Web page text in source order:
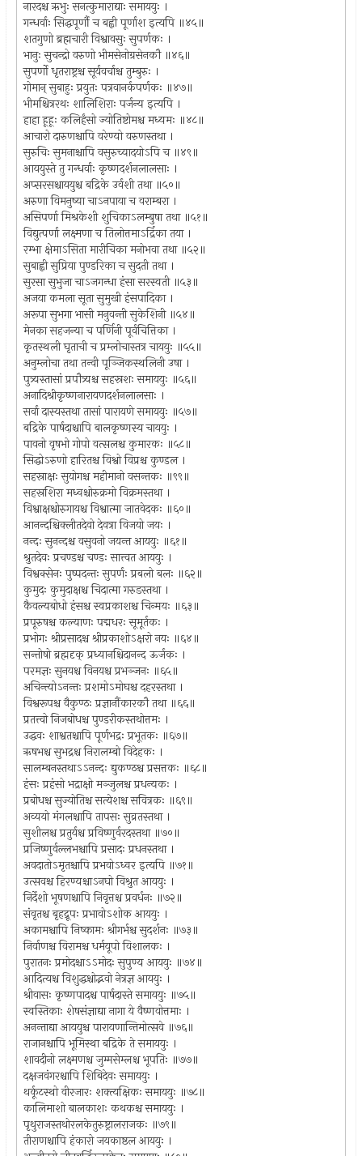
नारदश्च ऋभुः सनत्कुमाराद्याः समाययुः ।
गन्धर्वाः सिद्धपूर्णौ च बह्वी पूर्णाश इत्यपि ॥४५॥
शतगुणो ब्रह्मचारी विश्वावसुः सुपर्णकः ।
भानुः सुचन्द्रो वरुणो भीमसेनोग्रसेनकौ ॥४६॥
सुपर्णो धृतराष्ट्रश्च सूर्यवर्चाश्च तुम्बुरुः ।
गोमान् सुबाहुः प्रयुतः पत्रवानर्कपर्णकः ॥४७॥
भीमश्चित्ररथः शालिशिराः पर्जन्य इत्यपि ।
हाहा हूहूः कलिर्हंसो ज्योतिष्टोमश्च मध्यमः ॥४८॥
आचारो दारुणश्चापि वरेण्यो वरुणस्तथा ।
सुरुचिः सुमनाश्चापि वसुरुच्यादयोऽपि च ॥४९॥
आययुस्ते तु गन्धर्वाः कृष्णदर्शनलालसाः ।
अप्सरसश्चाययुश्च बद्रिके उर्वशी तथा ॥५०॥
अरुणा विमनुष्या चाऽनपाया च वराम्बरा ।
असिपर्णा मिश्रकेशी शुचिकाऽलम्बुषा तथा ॥५१॥
विद्युत्पर्णा लक्ष्मणा च तिलोत्तमाऽर्द्रिका तया ।
रम्भा क्षेमाऽसिता मारीचिका मनोभवा तथा ॥५२॥
सुबाह्वी सुप्रिया पुण्डरिका च सुदती तथा ।
सुरसा सुभुजा चाऽजगन्धा हंसा सरस्वती ॥५३॥
अजया कमला सूता सुमुखी हंसपादिका ।
अरूपा सुभगा भासी मनुवन्ती सुकेशिनी ॥५४॥
मेनका सहजन्या च पर्णिनी पूर्वचित्तिका ।
कृतस्थली घृताची च प्रम्लोचास्तत्र चाययुः ॥५५॥
अनुम्लोचा तथा तन्वी पूञ्जिकस्थलिनी उषा ।
पुत्र्यस्तासां प्रपौत्र्यश्च सहस्रशः समाययुः ॥५६॥
अनादिश्रीकृष्णनारायणदर्शनलालसाः ।
सर्वा दास्यस्तथा तासां पारायणे समाययुः ॥५७॥
बद्रिके पार्षदाश्चापि बालकृष्णस्य चाययुः ।
पावनो वृषभो गोपो वत्सलश्च कुमारकः ॥५८॥
सिद्धोऽरुणो हारितश्च विश्वो विप्रश्च कुण्डल ।
सहस्राक्षः सुयोगश्च महीमानो वसन्तकः ॥९९॥
सहस्रशिरा मध्वश्चोरुक्रमो विक्रमस्तथा ।
विश्वाक्षश्चोरुगायश्च विश्वात्मा जातवेदकः ॥६०॥
आनन्दश्चिक्लीतदेवो देवत्रा विजयो जयः ।
नन्दः सुनन्दश्च वसुवनो जयन्त आययुः ॥६१॥
श्रुतदेवः प्रचण्डश्च चण्डः सात्त्वत आययुः ।
विश्वक्सेनः पुष्पदन्तः सुपर्णः प्रबलो बलः ॥६२॥
कुमुदः कुमुदाक्षश्च चिदात्मा गरुडस्तथा ।
कैवल्यबोधो हंसश्च स्वप्रकाशश्च चिन्मयः ॥६३॥
प्रपूरुषश्च कल्याणः पद्मधरः सूमूर्तकः ।
प्रभोगः श्रीप्रसादश्च श्रीप्रकाशोऽक्षरो नयः ॥६४॥
सन्तोषो ब्रह्मदृक् प्रध्यानश्चिदानन्द ऊर्जकः ।
परमज्ञः सुनयश्च विनयश्च प्रभञ्जनः ॥६५॥
अचिन्त्योऽनन्तः प्रशमोऽमोघश्च दहरस्तथा ।
विश्वरूपश्च वैकुण्ठः प्रज्ञानौंकारकौ तथा ॥६६॥
प्रतत्त्वो निजबोधश्च पुण्डरीकस्तथोत्तमः ।
उद्धवः शाश्वतश्चापि पूर्णभद्रः प्रभूतकः ॥६७॥
ऋषभश्च सुभद्रश्च निरालम्बो विदेहकः ।
सालम्बनस्तथाऽऽनन्दः द्युकण्ठश्च प्रसत्तकः ॥६८॥
हंसः प्रहंसो भद्राक्षो मञ्जुलश्च प्रधन्यकः ।
प्रबोधश्च सुज्योतिश्च सत्येशश्च सवित्रकः ॥६९॥
अव्ययो मंगलश्चापि तापसः सुव्रतस्तथा ।
सुशीलश्च प्रतुर्यश्च प्रविष्णुर्वरदस्तथा ॥७०॥
प्रजिष्णुर्वल्लभश्चापि प्रसादः प्रधनस्तथा ।
अवदातोऽमृतश्चापि प्रभवोऽध्वर इत्यपि ॥७१॥
उत्सवश्च हिरण्यश्चाऽनघो विश्रुत आययुः ।
निर्देशो भूषणश्चापि निवृत्तश्च प्रवर्धनः ॥७२॥
संवृतश्च बृहद्रूपः प्रभावोऽशोक आययुः ।
अकामश्चापि निष्कामः श्रीगर्भश्च सुदर्शनः ॥७३॥
निर्वाणश्च विरामश्च धर्मयूपो विशालकः ।
पुरातनः प्रमोदश्चाऽऽमोदः सुपुण्य आययुः ॥७४॥
आदित्यश्च विशुद्धश्चोद्भवो नेत्रज्ञ आययुः ।
श्रीवासः कृष्णपादश्च पार्षदास्ते समाययुः ॥७५॥
स्वस्तिकाः शेषसंज्ञाद्या नागा ये वैष्णवोत्तमाः ।
अनन्ताद्या आययुश्च पारायणान्तिमोत्सवे ॥७६॥
राजानश्चापि भूमिस्था बद्रिके ते समाययुः ।
शावदीनो लक्ष्मणश्च जुम्मसेम्लश्च भूपतिः ॥७७॥
दक्षजवंगरश्चापि शिबिदेवः समाययुः ।
थर्कूटस्थो वीरजारः शक्त्यक्षिकः समाययुः ॥७८॥
कालिमाशो बालकाशः कथकश्च समाययुः ।
पृथुराजस्तथोरलकेतुरुष्ट्रालराजकः ॥७९॥
तीराणश्चापि हंकारो जयकाष्ठल आययुः ।